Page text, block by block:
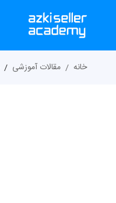
خانه مقالات آموزشی